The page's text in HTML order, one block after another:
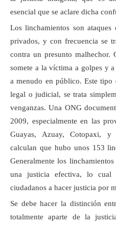
esencial que se aclare dicha
Los linchamientos son ataques
privados, y con frecuencia se
contra un presunto malhechor.
somete a la víctima a golpes y
a menudo en público. Este tipo
legal o judicial, se trata
venganzas. Una ONG
2009, especialmente en las
Guayas, Azuay, Cotopaxi, y
calculan que hubo unos 153
Generalmente los
una justicia efectiva, lo
ciudadanos a hacer justicia por
Se debe hacer la distinción
totalmente aparte de la